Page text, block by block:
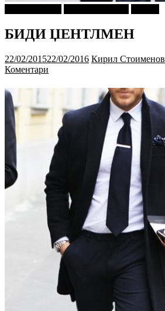
БИДИ ЏЕНТЛМЕН
22/02/201522/02/2016 Кирил Стоименов
Коментари